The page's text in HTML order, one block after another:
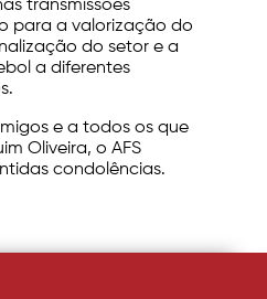
transmissões
para a valorização do
do setor e a
a diferentes
e a todos os que
Oliveira, o AFS
condolências.